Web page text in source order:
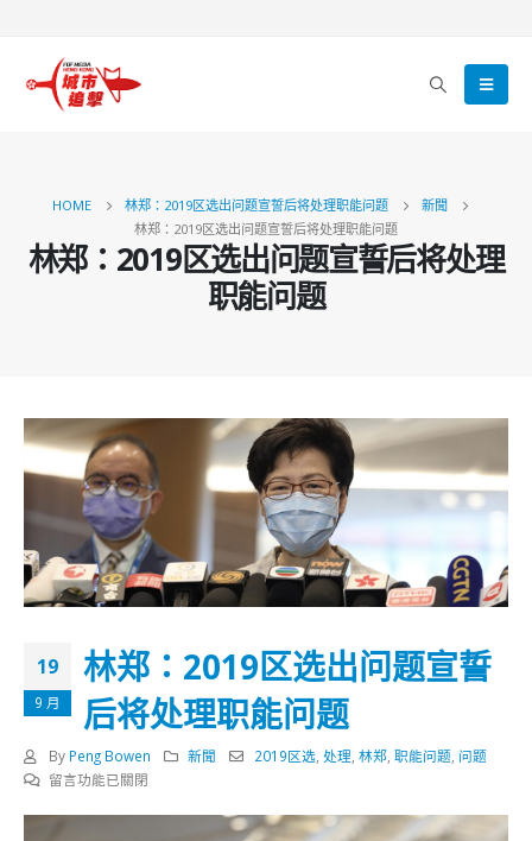
HOME 林郑：2019区选出问题宣誓后将处理职能问题
新聞
林郑：2019区选出问题宣誓后将处理职能问题
林郑：2019区选出问题宣誓后将处理
职能问题
19
9 月
林郑：2019区选出问题宣誓
后将处理职能问题
By Peng Bowen 新聞 2019区选,处理,林郑,职能问题, 问题
在
留言功能已關閉